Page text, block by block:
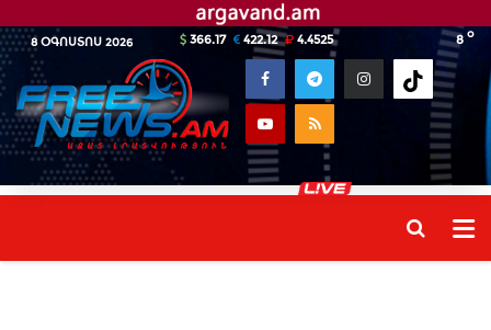
8 ՕԳՈՍՏՈՍ 2026 8 o
366.17 422.12 4.4525